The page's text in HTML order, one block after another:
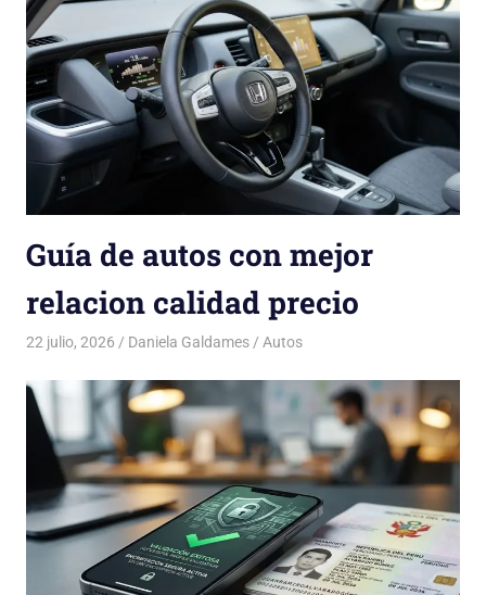
Guía de autos con mejor
relacion calidad precio
22 julio, 2026 Daniela Galdames Autos